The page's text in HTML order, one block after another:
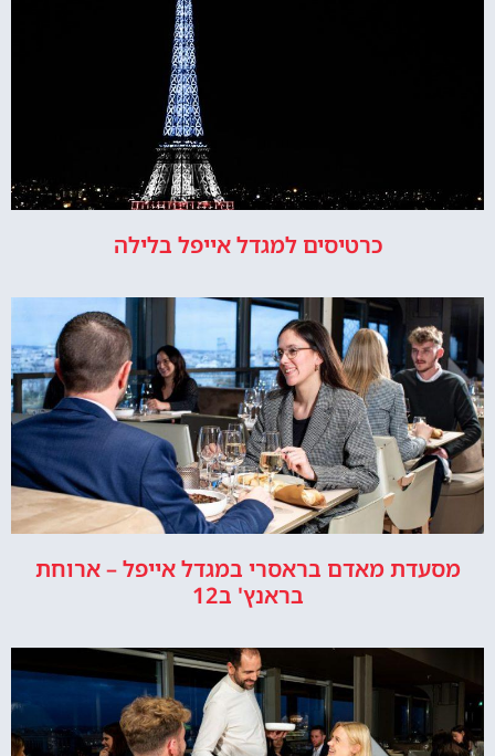
כרטיסים למגדל אייפל בלילה
מסעדת מאדם בראסרי במגדל אייפל – ארוחת
בראנץ' ב12